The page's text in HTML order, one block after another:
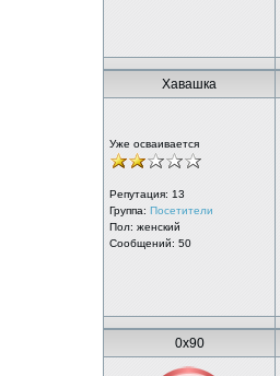
Хавашка
Уже осваивается
Репутация: 13
Группа: Посетители
Пол: женский
Сообщений: 50
0x90